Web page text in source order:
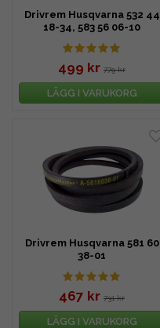
Drivrem Husqvarna 532 44
18-34, 583 56 06-10
499 kr 779 kr
LÄGG I VARUKORG
Drivrem Husqvarna 581 60
38-01
467 kr 731 kr
LÄGG I VARUKORG